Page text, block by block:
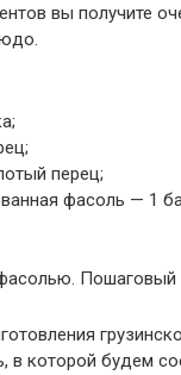
вы получите
перец;
фасоль — 1
Пошаговый
в которой будем